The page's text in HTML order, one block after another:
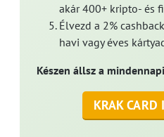
akár 400+ kripto- és
Élvezd a 2%
havi vagy éves
Készen állsz a
KRAK CARD